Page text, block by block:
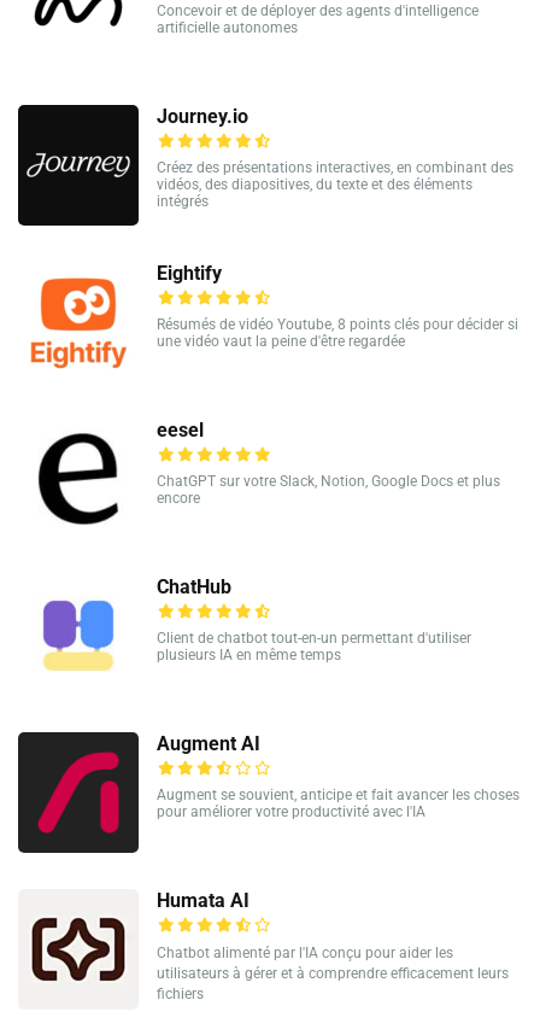
Concevoir et de déployer des agents d'intelligence
artificielle autonomes
Journey.io
Créez des présentations interactives, en combinant des
vidéos, des diapositives, du texte et des éléments
intégrés
Eightify
Résumés de vidéo Youtube, 8 points clés pour décider si
une vidéo vaut la peine d'être regardée
eesel
ChatGPT sur votre Slack, Notion, Google Docs et plus
encore
ChatHub
Client de chatbot tout-en-un permettant d'utiliser
plusieurs IA en même temps
Augment AI
Augment se souvient, anticipe et fait avancer les choses
pour améliorer votre productivité avec l'IA
Humata AI
Chatbot alimenté par l'IA conçu pour aider les
utilisateurs à gérer et à comprendre efficacement leurs
fichiers